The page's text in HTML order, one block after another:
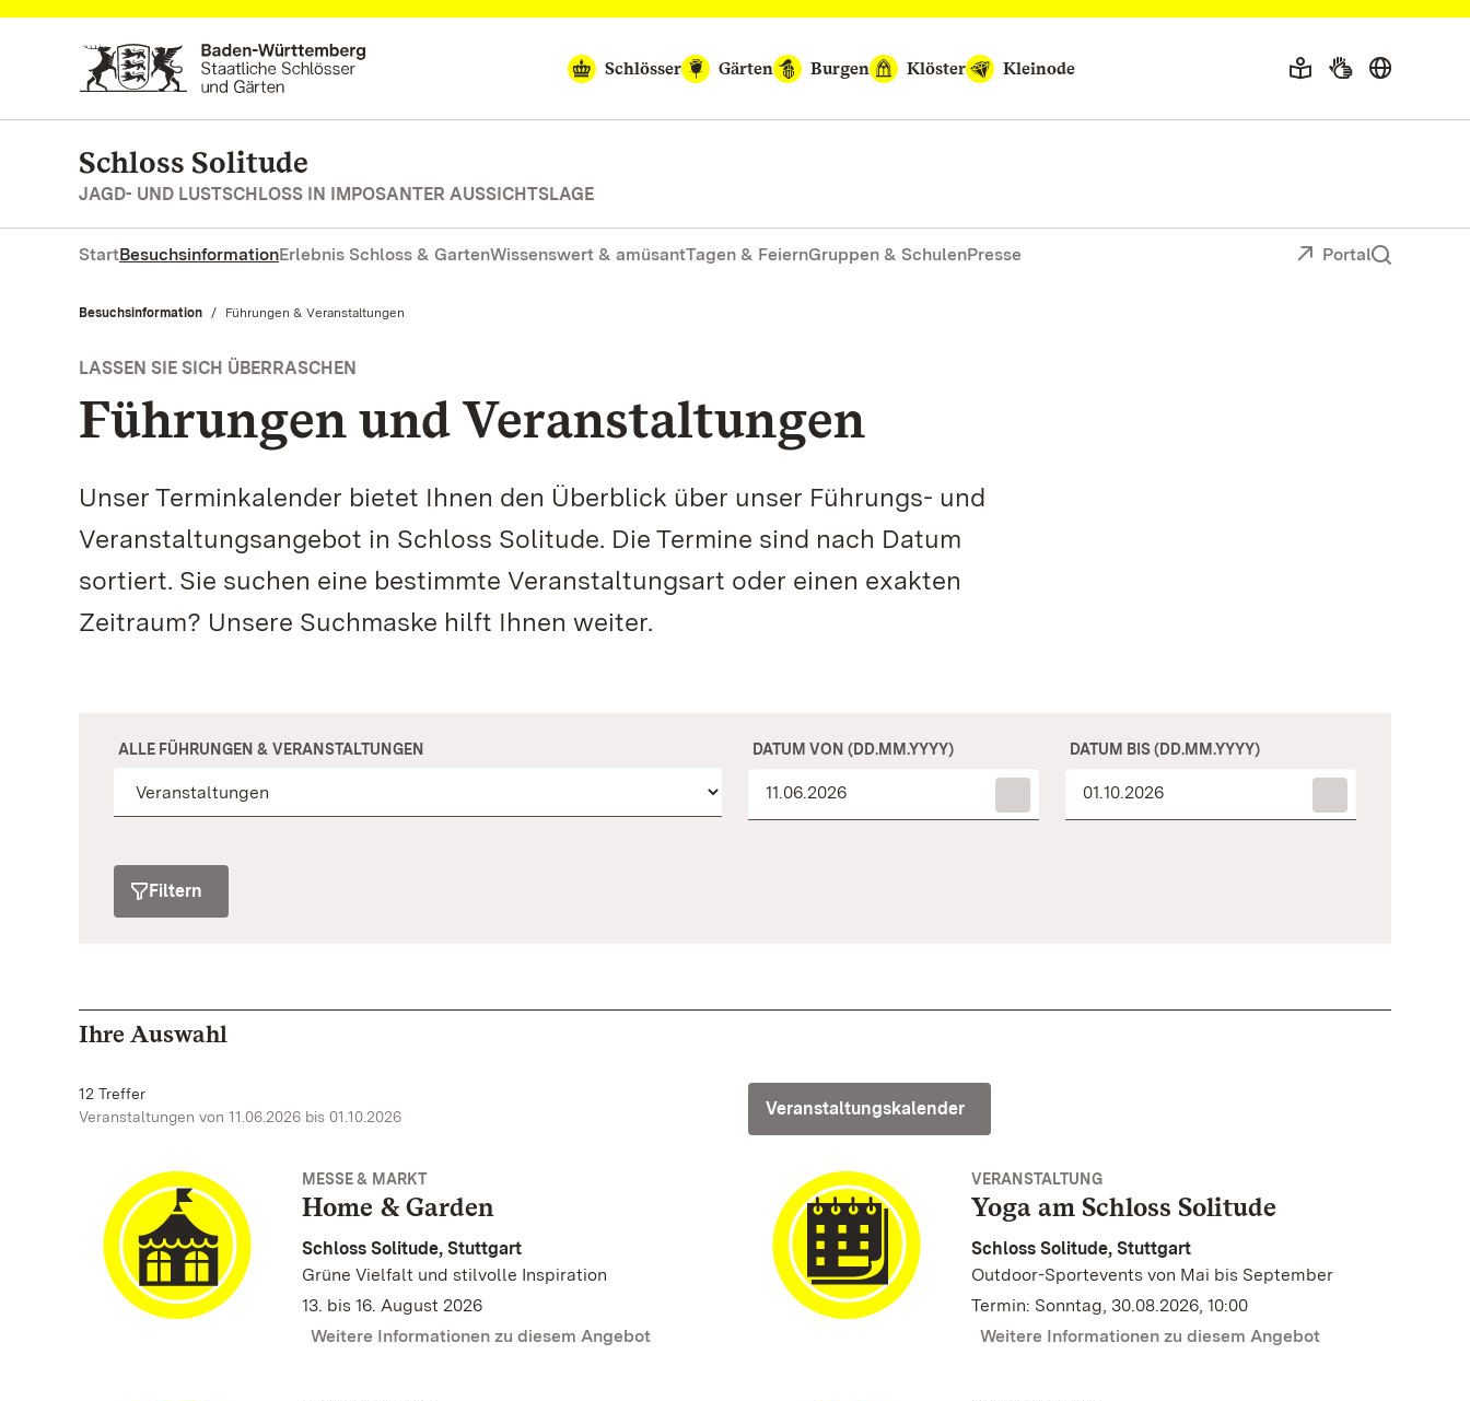
Zum Hauptinhalt springen
Schlösser
Gärten Burgen Klöster Kleinode
Schloss Solitude
JAGD- UND LUSTSCHLOSS IN IMPOSANTER AUSSICHTSLAGE
StartBesuchsinformationErlebnis Schloss & GartenWissenswert & amüsantTagen & FeiernGruppen & SchulenPresse Portal
Besuchsinformation Aktuell:
Führungen & Veranstaltungen
LASSEN SIE SICH ÜBERRASCHEN
Führungen und Veranstaltungen
Unser Terminkalender bietet Ihnen den Überblick über unser Führungs- und
Veranstaltungsangebot in Schloss Solitude. Die Termine sind nach Datum
sortiert. Sie suchen eine bestimmte Veranstaltungsart oder einen exakten
Zeitraum? Unsere Suchmaske hilft Ihnen weiter.
ALLE FÜHRUNGEN & VERANSTALTUNGEN DATUM VON (DD.MM.YYYY) DATUM BIS (DD.MM.YYYY)
Filtern
Ihre Auswahl
12 Treffer
Veranstaltungen von 11.06.2026 bis 01.10.2026
Veranstaltungskalender
MESSE & MARKT
Home & Garden
Schloss Solitude, Stuttgart
Grüne Vielfalt und stilvolle Inspiration
13. bis 16. August 2026
Weitere Informationen zu diesem Angebot
VERANSTALTUNG
Yoga am Schloss Solitude
Schloss Solitude, Stuttgart
Outdoor-Sportevents von Mai bis September
Termin: Sonntag, 30.08.2026, 10:00
Weitere Informationen zu diesem Angebot